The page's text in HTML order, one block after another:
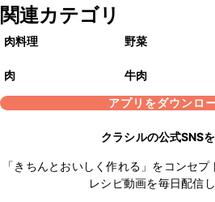
関連カテゴリ
肉料理 野菜
肉 牛肉
アプリをダウンロ
クラシルの公式SNS
「きちんとおいしく作れる」をコンセ
レシピ動画を毎日配信し